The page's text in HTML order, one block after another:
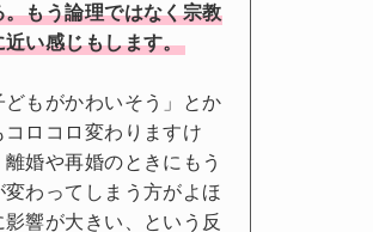
。もう論理ではなく宗教
近い感じもします。
どもがかわいそう」とか
コロコロ変わりますけ
離婚や再婚のときにもう
わってしまう方がよほ
影響が大きい、という反